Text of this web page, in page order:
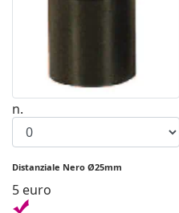
n.
Distanziale Nero Ø25mm
5 euro